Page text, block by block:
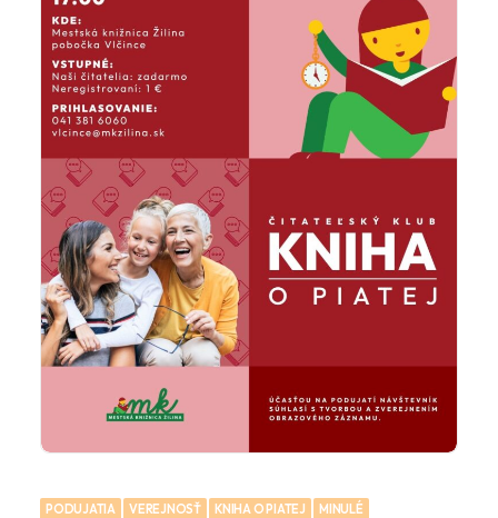
PODUJATIA VEREJNOSŤ KNIHA O PIATEJ
MINULÉ